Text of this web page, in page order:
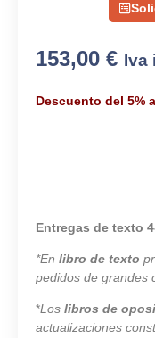
153,00 € Iva
Descuento del 5%
Entregas de texto
*En libro de texto
pedidos de grandes
*Los libros de
actualizaciones